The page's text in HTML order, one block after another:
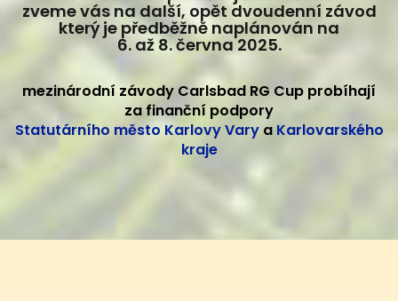
zveme vás na další, opět dvoudenní závod
který je předběžně naplánován na
6. až 8. června 2025.
mezinárodní závody Carlsbad RG Cup probíhají
za finanční podpory
Statutárního město Karlovy Varya Karlovarského
kraje